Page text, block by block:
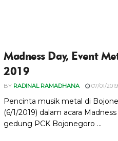
Madness Day, Event
2019
BY RADINAL RAMADHANA 07/01/2019
Pencinta musik metal di
(6/1/2019) dalam acara
gedung PCK Bojonegoro ...